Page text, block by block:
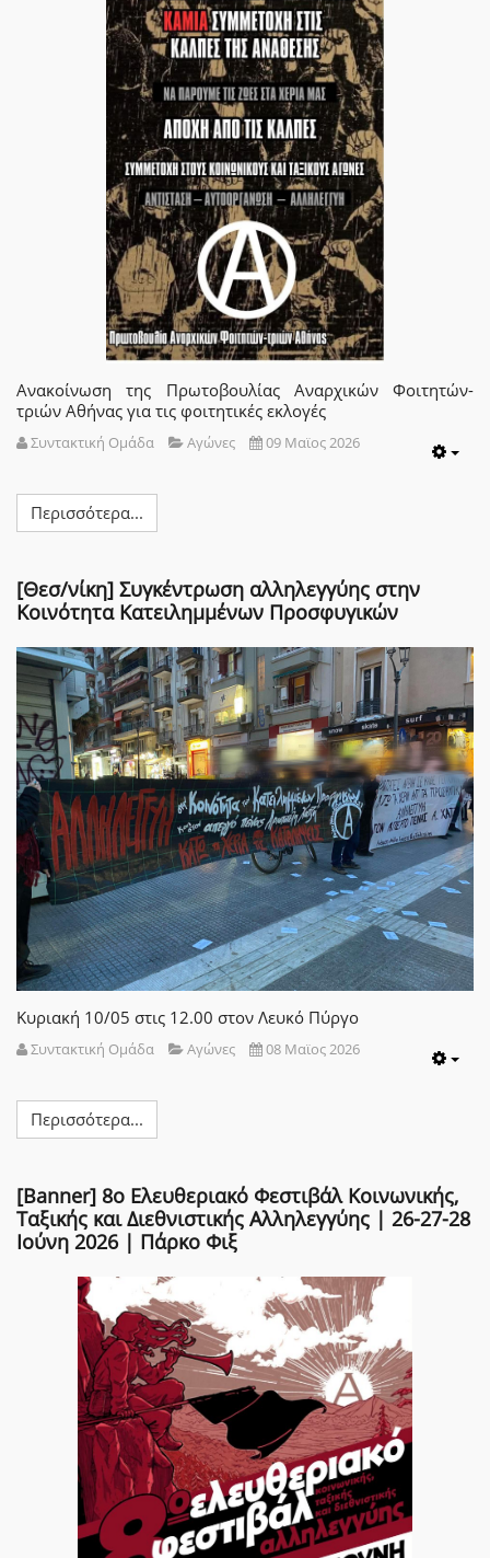
Ανακοίνωση της Πρωτοβουλίας Αναρχικών Φοιτητών-
τριών Αθήνας για τις φοιτητικές εκλογές
Συντακτική Ομάδα Αγώνες 09 Μαϊος 2026
Περισσότερα...
[Θεσ/νίκη] Συγκέντρωση αλληλεγγύης στην
Κοινότητα Κατειλημμένων Προσφυγικών
Κυριακή 10/05 στις 12.00 στον Λευκό Πύργο
Συντακτική Ομάδα Αγώνες 08 Μαϊος 2026
Περισσότερα...
[Banner] 8ο Ελευθεριακό Φεστιβάλ Κοινωνικής,
Ταξικής και Διεθνιστικής Αλληλεγγύης | 26-27-28
Ιούνη 2026 | Πάρκο Φιξ